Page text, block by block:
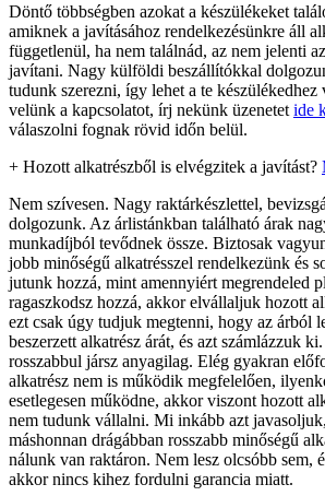
Döntő többségben azokat a készülékeket
amiknek a javításához rendelkezésünkre áll
függetlenül, ha nem találnád, az nem jelenti
javítani. Nagy külföldi beszállítókkal
tudunk szerezni, így lehet a te készülékedhez
velünk a kapcsolatot, írj nekünk üzenetet ide
válaszolni fognak rövid időn belül.
+ Hozott alkatrészből is elvégzitek a javítást?
Nem szívesen. Nagy raktárkészlettel,
dolgozunk. Az árlistánkban található árak
munkadíjból tevődnek össze. Biztosak
jobb minőségű alkatrésszel rendelkezünk és
jutunk hozzá, mint amennyiért megrendeled
ragaszkodsz hozzá, akkor elvállaljuk hozott
ezt csak úgy tudjuk megtenni, hogy az árból
beszerzett alkatrész árát, és azt számlázzuk
rosszabbul jársz anyagilag. Elég gyakran
alkatrész nem is működik megfelelően,
esetlegesen működne, akkor viszont hozott
nem tudunk vállalni. Mi inkább azt
máshonnan drágábban rosszabb minőségű
nálunk van raktáron. Nem lesz olcsóbb sem,
akkor nincs kihez fordulni garancia miatt.